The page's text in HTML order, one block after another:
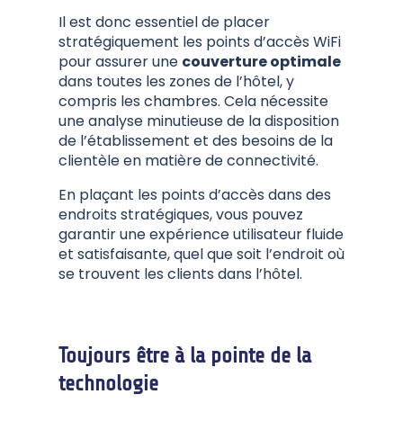
Il est donc essentiel de placer
stratégiquement les points d’accès WiFi
pour assurer une couverture optimale
dans toutes les zones de l’hôtel, y
compris les chambres. Cela nécessite
une analyse minutieuse de la disposition
de l’établissement et des besoins de la
clientèle en matière de connectivité.
En plaçant les points d’accès dans des
endroits stratégiques, vous pouvez
garantir une expérience utilisateur fluide
et satisfaisante, quel que soit l’endroit où
se trouvent les clients dans l’hôtel.
Toujours être à la pointe de la
technologie